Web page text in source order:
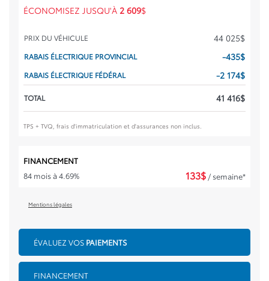
ÉCONOMISEZ JUSQU'À 2 609$
PRIX DU VÉHICULE 44 025$
RABAIS ÉLECTRIQUE PROVINCIAL -435$
RABAIS ÉLECTRIQUE FÉDÉRAL -2 174$
TOTAL 41 416$
TPS + TVQ, frais d'immatriculation et d'assurances non inclus.
FINANCEMENT
84 mois à 4.69%
133$ / semaine*
Mentions légales
ÉVALUEZ VOS PAIEMENTS
FINANCEMENT